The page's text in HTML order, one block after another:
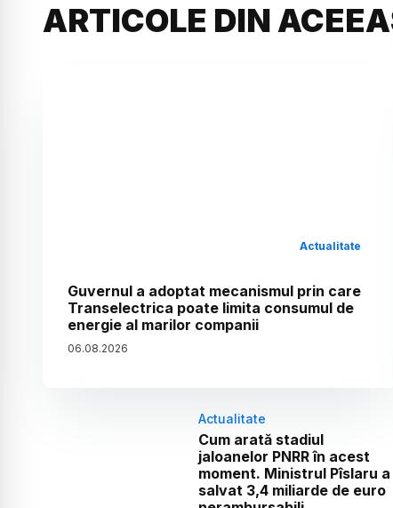
ARTICOLE DIN
Actualitate
Guvernul a adoptat mecanismul prin care
Transelectrica poate limita consumul de
energie al marilor companii
06.08.2026
Actualitate
Cum arată stadiul
jaloanelor PNRR în acest
moment. Ministrul Pîslaru a
salvat 3,4 miliarde de euro